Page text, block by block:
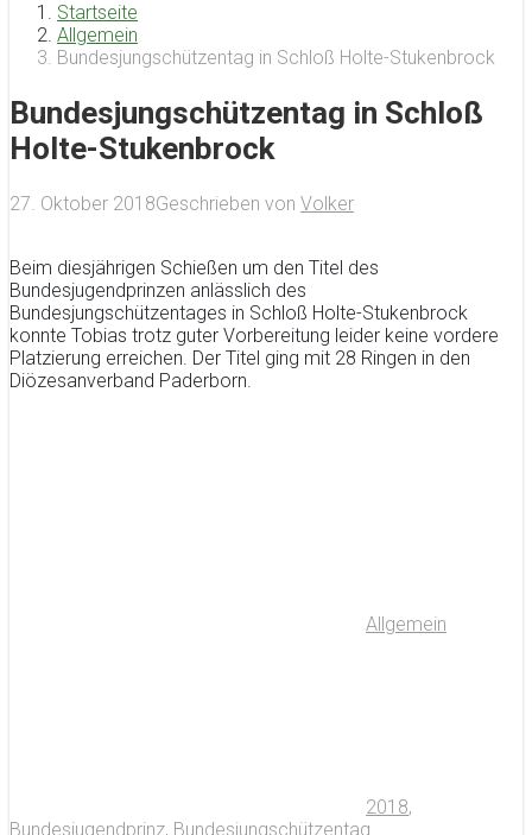
Startseite
Allgemein
Bundesjungschützentag in Schloß Holte-Stukenbrock
Bundesjungschützentag in Schloß
Holte-Stukenbrock
27. Oktober 2018Geschrieben von Volker
Beim diesjährigen Schießen um den Titel des
Bundesjugendprinzen anlässlich des
Bundesjungschützentages in Schloß Holte-Stukenbrock
konnte Tobias trotz guter Vorbereitung leider keine vordere
Platzierung erreichen. Der Titel ging mit 28 Ringen in den
Diözesanverband Paderborn.
Allgemein
2018,
Bundesjugendprinz, Bundesjungschützentag